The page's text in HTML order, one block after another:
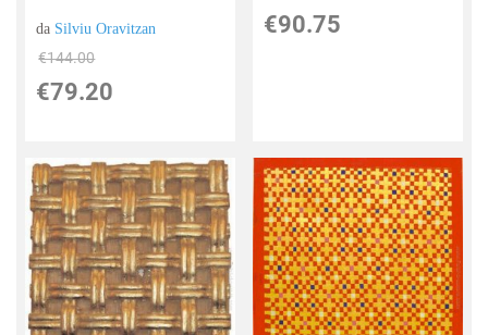
da Silviu Oravitzan
€144.00
€79.20
€90.75